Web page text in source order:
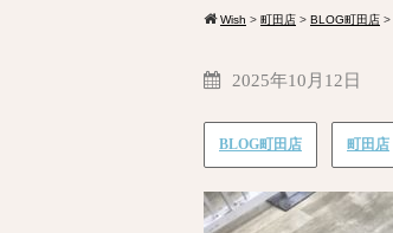
Wish > 町田店 > BLOG町田店 >
2025年10月12日
BLOG町田店 町田店